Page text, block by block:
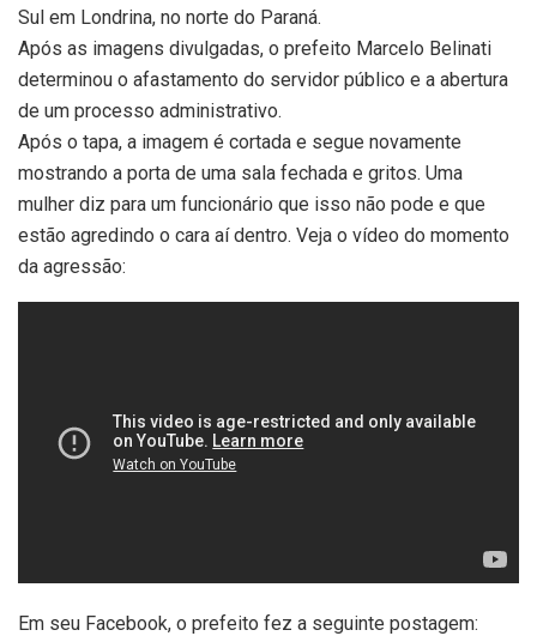
Sul em Londrina, no norte do Paraná.
Após as imagens divulgadas, o prefeito Marcelo Belinati
determinou o afastamento do servidor público e a abertura
de um processo administrativo.
Após o tapa, a imagem é cortada e segue novamente
mostrando a porta de uma sala fechada e gritos. Uma
mulher diz para um funcionário que isso não pode e que
estão agredindo o cara aí dentro. Veja o vídeo do momento
da agressão:
Em seu Facebook, o prefeito fez a seguinte postagem: